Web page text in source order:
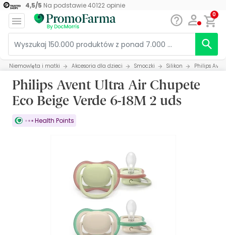
4,5/5 Na podstawie40122opinie
0
Niemowlęta i matki Akcesoria dla dzieci Smoczki Silikon Philips
Philips Avent Ultra Air Chupete
Eco Beige Verde 6-18M 2 uds
Health Points